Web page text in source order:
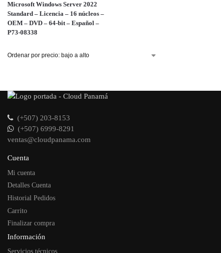
Microsoft Windows Server 2022
Standard – Licencia – 16 núcleos –
OEM – DVD – 64-bit – Español –
P73-08338
(+507) 203-8153
(+507) 6999-8291
ventas@cloudpanama.com
Cuenta
Mi cuenta
Detalles Cuenta
Historial Pedidos
Carrito
Finalizar compra
Información
Servicios técnicos